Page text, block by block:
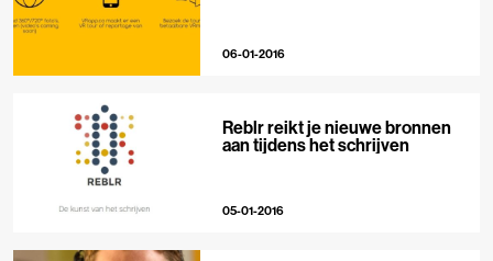
06-01-2016
Reblr reikt je nieuwe bronnen
aan tijdens het schrijven
05-01-2016